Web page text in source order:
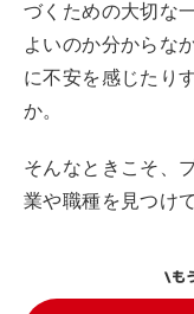
づくための大切な
よいのか分からな
に不安を感じたり
か。
そんなときこそ、
業や職種を見つけ
\も